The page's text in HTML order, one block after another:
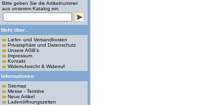
Bitte geben Sie die Artikelnummer
aus unserem Katalog ein.
Mehr über...
Liefer- und Versandkosten
Privatsphäre und Datenschutz
Unsere AGB's
Impressum
Kontakt
Widerrufsrecht & Widerruf
Informationen
Sitemap
Messe - Termine
Neue Artikel
Ladenöffnungszeiten